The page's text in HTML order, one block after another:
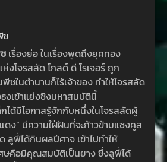
ช
เรื่องย่อ ในเรื่องพูดถึงยุคทอง
งโจรสลัด โกลด์ ดี โรเจอร์ ถูก
ซในตำนานก็ไร้เจ้าของ ทำให้โจรสลัด
งเข้าแย่งชิงมหาสมบัตินี้
ได้มีโอกาสรู้จักกับหนึ่งในโจรสลัดผู้
ง” มีความใฝ่ฝันที่จะก้าวข้ามแชงคูส
ลูฟี่ได้กินผลปีศาจ เข้าไปทำให้
ษคือมีคุณสมบัติเป็นยาง ซึ่งลูฟี่ได้